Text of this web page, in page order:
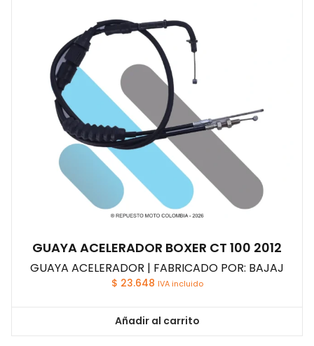
GUAYA ACELERADOR BOXER CT 100 2012
GUAYA ACELERADOR | FABRICADO POR: BAJAJ
$ 23.648 IVA incluido
Añadir al carrito